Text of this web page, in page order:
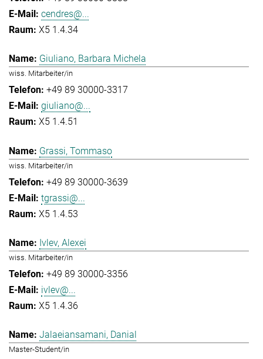
cendres@...
X5 1.4.34
Giuliano, Barbara Michela
wiss. Mitarbeiter/in
+49 89 30000-3317
giuliano@...
X5 1.4.51
Grassi, Tommaso
wiss. Mitarbeiter/in
+49 89 30000-3639
tgrassi@...
X5 1.4.53
Ivlev, Alexei
wiss. Mitarbeiter/in
+49 89 30000-3356
ivlev@...
X5 1.4.36
Jalaeiansamani, Danial
Master-Student/in